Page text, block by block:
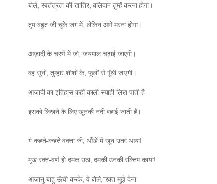
बोले, स्‍वतंत्रता की खातिर, बलिदान तुम्‍हें करना होगा।
तुम बहुत जी चुके जग में, लेकिन आगे मरना होगा।
आज़ादी के चरणें में जो, जयमाल चढ़ाई जाएगी।
वह सुनो, तुम्‍हारे शीशों के, फूलों से गूँथी जाएगी।
आजादी का इतिहास कहीं काली स्याही लिख पाती है
इसको लिखने के लिए खूनकी नदी बहाई जाती है।
ये कहते-कहते वक्‍ता की, ऑंखें में खून उतर आया!
मुख रक्‍त-वर्ण हो दमक उठा, दमकी उनकी रक्तिम काया!
आजानु-बाहु ऊँची करके, वे बोले,”रक्‍त मुझे देना।